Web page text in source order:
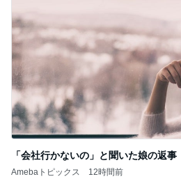
「会社行かないの」と聞いた娘の返事
Amebaトピックス 12時間前
記事を読む